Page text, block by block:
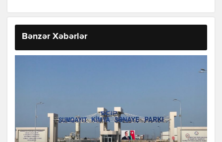
Bənzər Xəbərlər